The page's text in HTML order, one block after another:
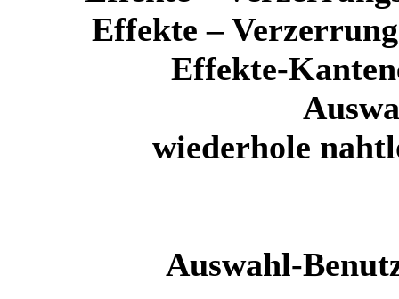
Effekte –
Effekte-
wiederhole
Auswahl-